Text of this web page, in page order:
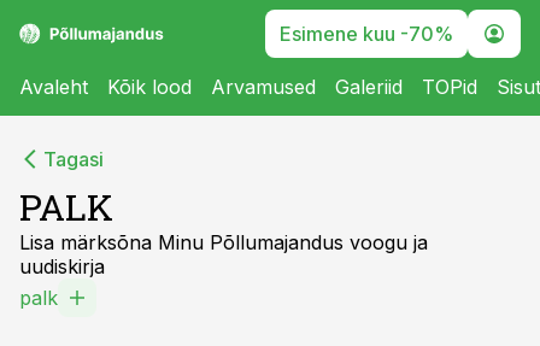
Esimene kuu -70%
Avaleht Kõik lood Arvamused Galeriid TOPid
Tagasi
PALK
Lisa märksõna Minu Põllumajandus voogu ja
uudiskirja
palk